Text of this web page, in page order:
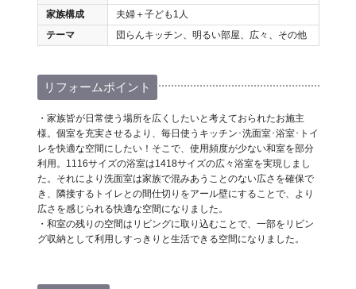
家族構成
夫婦＋子ども1人
テーマ
団らんキッチン、明るい部屋、広々、その他
リフォームポイント
・家族皆が日常使う場所を広くしたいと考えておられたお施主
様。個室を充実させるより、毎日使うキッチン･洗面室･浴室･トイ
レを快適な空間にしたい！そこで、使用頻度が少ない和室を部分
利用。1116サイズの浴室は1418サイズの広々浴室を実現しまし
た。それにより洗面室は家族で混みあうことのない広さを確保で
き、隣接するトイレとの間仕切りをアール壁にすることで、より
広さを感じられる快適な空間になりました。
・和室の残りの空間はリビングに取り込むことで、一部をリビン
グ収納として利用しすっきりと生活できる空間になりました。